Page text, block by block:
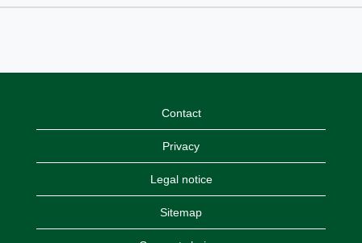
Contact
Privacy
Legal notice
Sitemap